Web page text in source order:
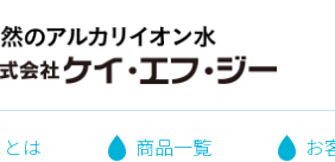
とは 商品一覧 お